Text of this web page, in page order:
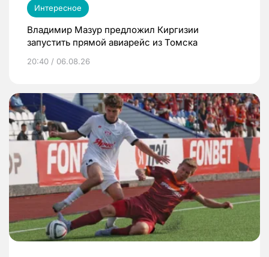
Интересное
Владимир Мазур предложил Киргизии
запустить прямой авиарейс из Томска
20:40 / 06.08.26